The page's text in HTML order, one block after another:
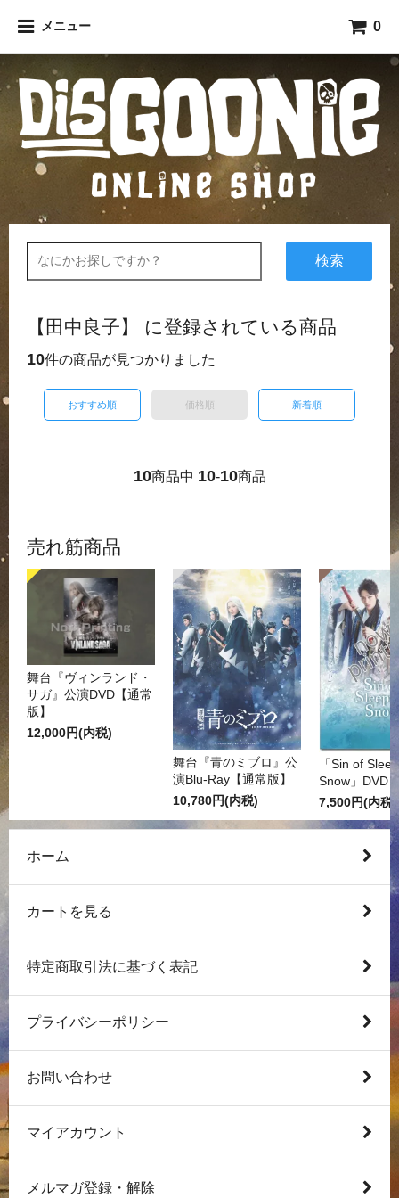
メニュー 0
検索
【田中良子】 に登録されている商品
10件の商品が見つかりました
おすすめ順 価格順 新着順
10商品中 10-10商品
売れ筋商品
舞台『ヴィンランド・
サガ』公演DVD【通常
版】
12,000円(内税)
舞台『青のミブロ』公
演Blu-Ray【通常版】
10,780円(内税)
「Sin of
Snow」DVD
7,500円(内税)
ホーム
カートを見る
特定商取引法に基づく表記
プライバシーポリシー
お問い合わせ
マイアカウント
メルマガ登録・解除